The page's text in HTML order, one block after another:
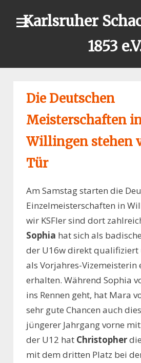
Karlsruher
1853
Die Deutschen
Meisterschaften
Willingen stehen
Tür
Am Samstag starten die
Einzelmeisterschaften in
wir KSFler sind dort
Sophia hat sich als
der U16w direkt qualifiziert
als Vorjahres-Vizemeisterin
erhalten. Während Sophia
ins Rennen geht, hat Mara
sehr gute Chancen auch
jüngerer Jahrgang vorne
der U12 hat Christopher
mit dem dritten Platz bei